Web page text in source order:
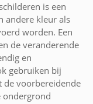
is een
andere kleur als
worden. Een
de veranderende
en
gebruiken bij
de voorbereidende
ondergrond